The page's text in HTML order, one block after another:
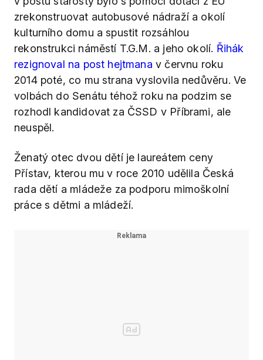
zrekonstruovat autobusové nádraží a okolí
kulturního domu a spustit rozsáhlou
rekonstrukci náměstí T.G.M. a jeho okolí. Řihák
rezignoval na post hejtmana v červnu roku
2014 poté, co mu strana vyslovila nedůvěru. Ve
volbách do Senátu téhož roku na podzim se
rozhodl kandidovat za ČSSD v Příbrami, ale
neuspěl.
Ženatý otec dvou dětí je laureátem ceny
Přístav, kterou mu v roce 2010 udělila Česká
rada dětí a mládeže za podporu mimoškolní
práce s dětmi a mládeží.